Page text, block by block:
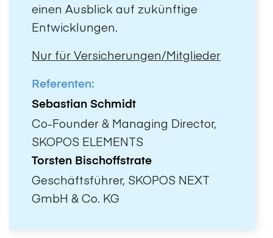
einen Ausblick auf zukünftige
Entwicklungen.
Nur für Versicherungen/Mitglieder
Referenten:
Sebastian Schmidt
Co-Founder & Managing Director,
SKOPOS ELEMENTS
Torsten Bischoffstrate
Geschäftsführer, SKOPOS NEXT
GmbH & Co. KG